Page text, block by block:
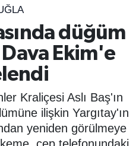
düğüm
Ekim'e
Kraliçesi Aslı Baş'ın
ilişkin Yargıtay'ın
yeniden görülmeye